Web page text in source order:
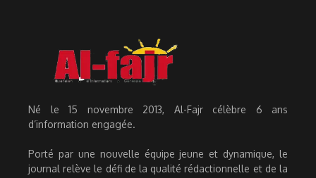
Né le 15 novembre 2013, Al-Fajr célèbre 6 ans
d’information engagée.
Porté par une nouvelle équipe jeune et dynamique, le
journal relève le défi de la qualité rédactionnelle et de la